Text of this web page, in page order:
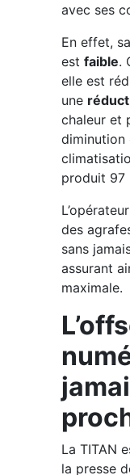
avec ses
En effet,
estfaible.
elle est
une
chaleur et
diminution
produit 97
des
sans
assurant
maximale.
La TITAN
la presse